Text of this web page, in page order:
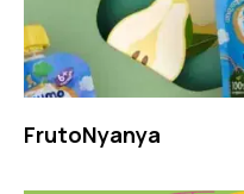
FrutoNyanya​